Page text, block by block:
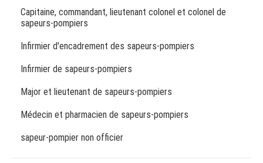
Capitaine, commandant, lieutenant colonel et colonel de
sapeurs-pompiers
Infirmier d'encadrement des sapeurs-pompiers
Infirmier de sapeurs-pompiers
Major et lieutenant de sapeurs-pompiers
Médecin et pharmacien de sapeurs-pompiers
sapeur-pompier non officier